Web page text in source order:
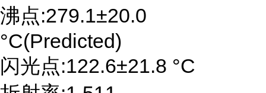
沸点:279.1±20.0
°C(Predicted)
闪光点:122.6±21.8 °C